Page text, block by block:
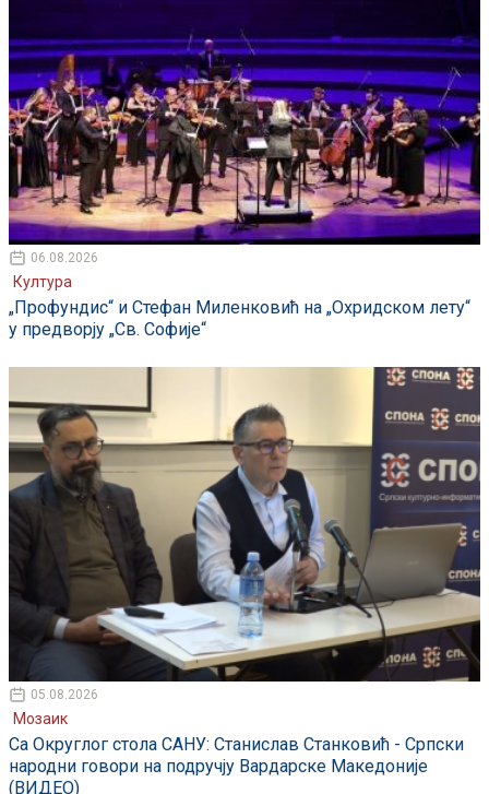
06.08.2026
Култура
„Профундис“ и Стефан Миленковић на „Охридском лету“
у предворју „Св. Софије“
05.08.2026
Мозаик
Са Округлог стола САНУ: Станислав Станковић - Српски
народни говори на подручју Вардарске Македоније
(ВИДЕО)